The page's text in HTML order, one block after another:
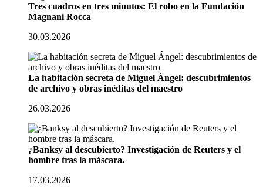
Tres cuadros en tres minutos: El robo en la Fundación
Magnani Rocca
30.03.2026
La habitación secreta de Miguel Ángel: descubrimientos
de archivo y obras inéditas del maestro
26.03.2026
¿Banksy al descubierto? Investigación de Reuters y el
hombre tras la máscara.
17.03.2026